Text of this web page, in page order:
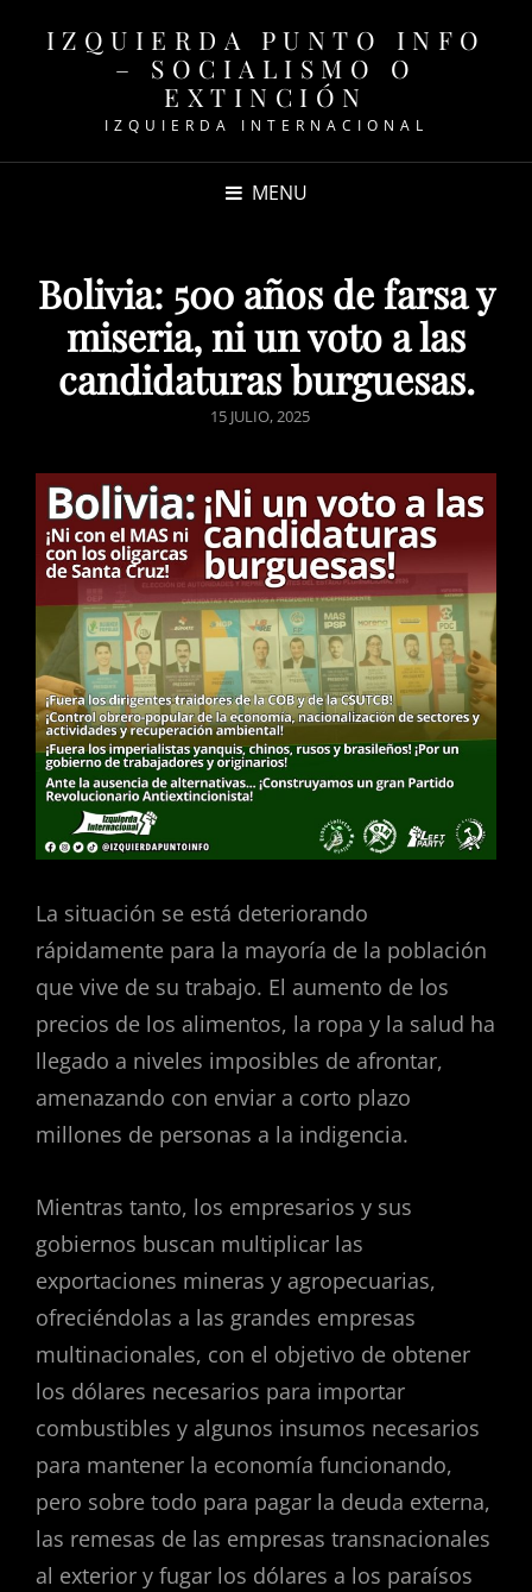
IZQUIERDA PUNTO INFO
– SOCIALISMO O
EXTINCIÓN
IZQUIERDA INTERNACIONAL
MENU
Bolivia: 500 años de farsa y
miseria, ni un voto a las
candidaturas burguesas.
POSTED
15 JULIO, 2025
La situación se está deteriorando
rápidamente para la mayoría de la población
que vive de su trabajo. El aumento de los
precios de los alimentos, la ropa y la salud ha
llegado a niveles imposibles de afrontar,
amenazando con enviar a corto plazo
millones de personas a la indigencia.
Mientras tanto, los empresarios y sus
gobiernos buscan multiplicar las
exportaciones mineras y agropecuarias,
ofreciéndolas a las grandes empresas
multinacionales, con el objetivo de obtener
los dólares necesarios para importar
combustibles y algunos insumos necesarios
para mantener la economía funcionando,
pero sobre todo para pagar la deuda externa,
las remesas de las empresas transnacionales
al exterior y fugar los dólares a los paraísos